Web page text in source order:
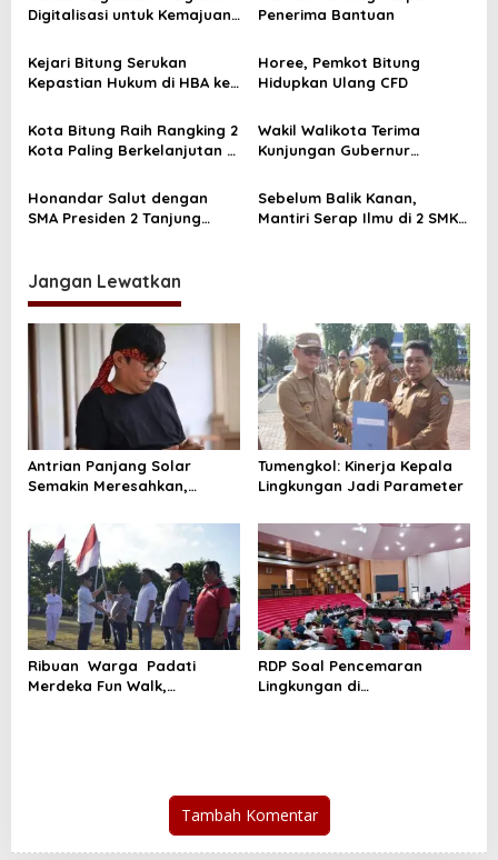
i
p
o
s
Digitalisasi untuk Kemajuan
Penerima Bantuan
Kejari Bitung Serukan
Kepastian Hukum di HBA ke
Horee, Pemkot Bitung
Hidupkan Ulang CFD
Kota Bitung Raih Rangking 2
Kota Paling Berkelanjutan di
Wakil Walikota Terima
Kunjungan Gubernur
Honandar Salut dengan
SMA Presiden 2 Tanjung
Sebelum Balik Kanan,
Mantiri Serap Ilmu di 2 SMK
Jangan Lewatkan
Antrian Panjang Solar
Semakin Meresahkan,
Laporkan Dugaan
Penyimpangan Solar Subsidi
Sulut ke ESDM,KPK dan
Bareskrim
Tumengkol: Kinerja Kepala
Lingkungan Jadi Parameter
Ribuan Warga Padati
Merdeka Fun Walk,
RDP Soal Pencemaran
Lingkungan di
Tambah Komentar